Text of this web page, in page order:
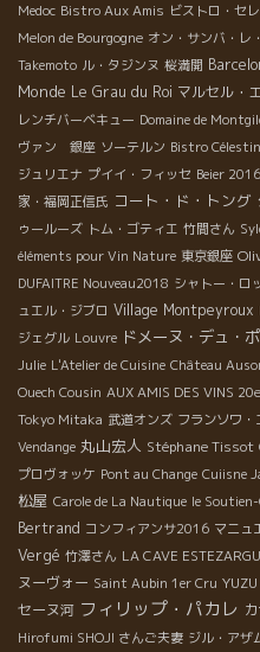
Medoc Bistro Aux Amis ビストロ・セ
Melon de Bourgogne オン・サンバ・レ
Takemoto ル・タジンヌ 桜満開
Monde Le Grau du Roi マルセル・
レンチバーベキュー Domaine de
ヴァン 銀座 ソーテルン Bistro Célestin
ジュリエナ プイイ・フィッセ Beier 2016
家・福岡正信氏 コート・ド・トング
ゥールーズ トム・ゴティエ 竹間さん
éléments pour Vin Nature 東京銀座
DUFAITRE Nouveau2018 シャトー・ロ
ュエル・ジブロ Village Montpeyroux
ジェグル Louvre ドメーヌ・デュ・
Julie L'Atelier de Cuisine Château
Ouech Cousin AUX AMIS DES VINS
Tokyo Mitaka 武道オンズ フランソワ・
Vendange 丸山宏人 Stéphane Tissot
プロヴォッケ Pont au Change Cuiisne
松屋 Carole de La Nautique le Soutien-
Bertrand コンフィアンサ2016 マニュ
Vergé 竹澤さん LA CAVE
ヌーヴォー Saint Aubin 1er Cru YUZU
セーヌ河 フィリップ・パカレ
Hirofumi SHOJI さんご夫妻 ジル・アザ